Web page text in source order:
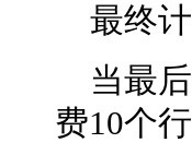
最终计
当最后
费10个